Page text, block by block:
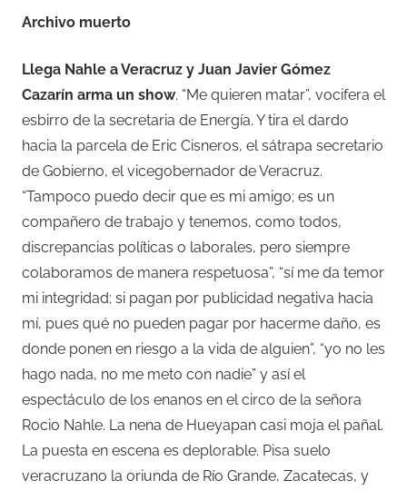
Archivo muerto
Llega Nahle a Veracruz y Juan Javier Gómez
Cazarín arma un show. “Me quieren matar”, vocifera el
esbirro de la secretaria de Energía. Y tira el dardo
hacia la parcela de Eric Cisneros, el sátrapa secretario
de Gobierno, el vicegobernador de Veracruz.
“Tampoco puedo decir que es mi amigo; es un
compañero de trabajo y tenemos, como todos,
discrepancias políticas o laborales, pero siempre
colaboramos de manera respetuosa”, “sí me da temor
mi integridad; si pagan por publicidad negativa hacia
mí, pues qué no pueden pagar por hacerme daño, es
donde ponen en riesgo a la vida de alguien”, “yo no les
hago nada, no me meto con nadie” y así el
espectáculo de los enanos en el circo de la señora
Rocio Nahle. La nena de Hueyapan casi moja el pañal.
La puesta en escena es deplorable. Pisa suelo
veracruzano la oriunda de Río Grande, Zacatecas, y